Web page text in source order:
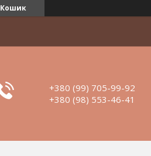
Кошик
+380 (99) 705-99-92
+380 (98) 553-46-41